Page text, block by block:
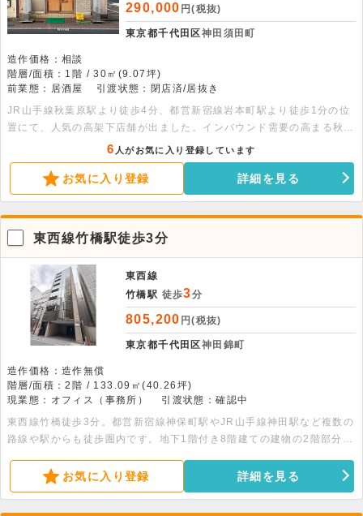
290,000 円(税抜)
東京都千代田区神田須田町
造作価格：相談
階層/面積：1階 / 30㎡(9.07坪)
前業態：居酒屋
引渡状態：閉店済/居抜き
JR山手線秋葉原駅より徒歩4分、都営新宿線岩本町駅より徒歩1分の位
置にて、人気の高架下店舗が出ました。インバウンド需要の高まる秋葉
原、ビジネス立地の岩本町の両軸から集客の見込める物件となります。
是非お早めにお問合せください。
6 人がお気に入り登録しています
お気に入り登録 詳細を見る
東西線竹橋駅徒歩3分
東西線
竹橋駅 徒歩3分
805,200 円(税抜)
東京都千代田区神田錦町
造作価格：造作無償
階層/面積：2階 / 133.09㎡(40.26坪)
現業態：オフィス（事務所）
引渡状態：確認中
東西線竹橋徒歩3分。都営新宿線神保町駅やJR山手線神田駅など複数の
路線や駅からも徒歩圏内です。地下1階付き8階建ての建物の2階部分、
OAフロア・トイレ完備です。
お気に入り登録 詳細を見る